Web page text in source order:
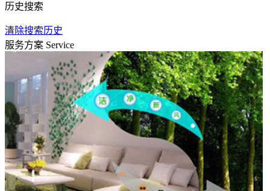
历史搜索
清除搜索历史
服务方案 Service